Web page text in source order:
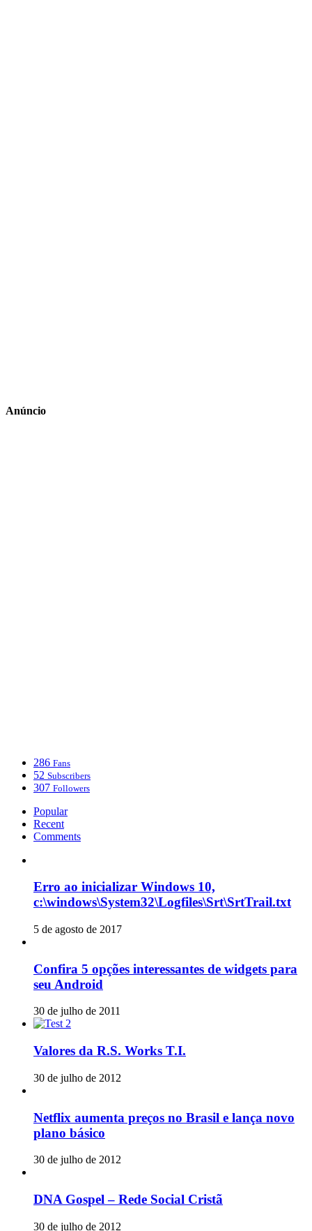
Anúncio
286 Fans
52 Subscribers
307 Followers
Popular
Recent
Comments
Erro ao inicializar Windows 10,
c:\windows\System32\Logfiles\Srt\SrtTrail.txt
5 de agosto de 2017
Confira 5 opções interessantes de widgets para
seu Android
30 de julho de 2011
Valores da R.S. Works T.I.
30 de julho de 2012
Netflix aumenta preços no Brasil e lança novo
plano básico
30 de julho de 2012
DNA Gospel – Rede Social Cristã
30 de julho de 2012